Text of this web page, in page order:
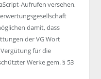
Aufrufen versehen,
damit, dass
der VG Wort
für die
Werke gem. § 53